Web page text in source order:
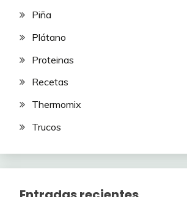
Piña
Plátano
Proteinas
Recetas
Thermomix
Trucos